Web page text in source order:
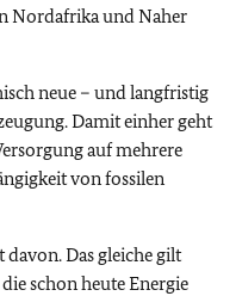
Nordafrika und Naher
neue – und langfristig
Damit einher geht
auf mehrere
von fossilen
Das gleiche gilt
schon heute Energie